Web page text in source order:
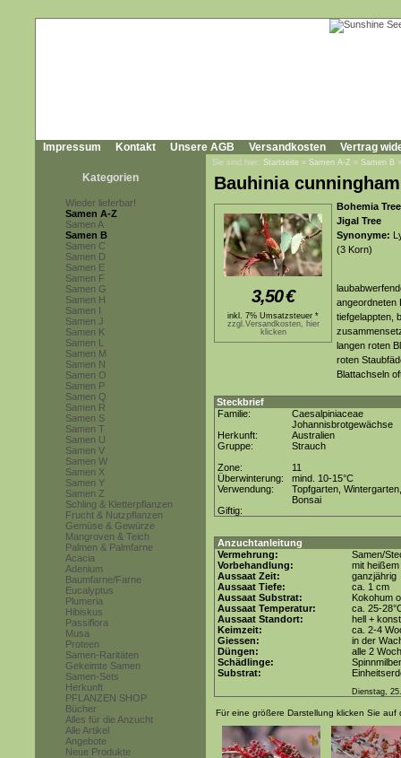
Impressum Kontakt Unsere AGB Versandkosten Vertrag
Kategorien
Wieder lieferbar!
Samen A-Z
Samen A
Samen B
Samen C
Samen D
Samen E
Samen F
Samen G
Samen H
Samen I
Samen J
Samen K
Samen L
Samen M
Samen N
Samen O
Samen P
Samen Q
Samen R
Samen S
Samen T
Samen U
Samen V
Samen W
Samen X
Samen Y
Samen Z
Schling & Kletterpflanzen
Frucht & Nutzpflanzen
Gemüse & Gewürze
Mangroven & Teich
Palmen & Palmfarne
Acacia
Adenium
Baumfarne/Farne
Eucalyptus
Plumeria
Hibiskus
Passiflora
Musa
Proteen
Samen-Raritäten
Gekeimte Samen
Samen-Sets
Herkunft
PFLANZEN SHOP
Bücher
Alles für die Anzucht
Alle Artikel
Angebote
Neue Produkte
Sie sind hier: Startseite » Samen A-Z » Samen B
Bauhinia
3,50€
inkl. 7% Umsatzsteuer *
zzgl.Versandkosten, hier
klicken
Bohemia
Jigal Tree
Synonyme:
(3 Korn)
angeordneten
tiefgelappten,
langen roten
roten
Blattachseln
Steckbrief
Familie:
Caesalpiniaceae
Johannisbrotgewächse
Herkunft:
Australien
Gruppe:
Strauch
Zone:
11
Überwinterung:
mind. 10-15°C
Verwendung:
Topfgarten, Wintergarten,
Bonsai
Giftig:
Anzuchtanleitung
Vermehrung:
Samen/
Vorbehandlung:
mit
Aussaat Zeit:
ganzjährig
Aussaat Tiefe:
ca. 1 cm
Aussaat Substrat:
Kokohum
Aussaat Temperatur:
ca. 25-
Aussaat Standort:
hell +
Keimzeit:
ca. 2-4
Giessen:
in der
Düngen:
alle 2
Schädlinge:
Substrat:
Dienstag,
Für eine größere Darstellung klicken Sie auf